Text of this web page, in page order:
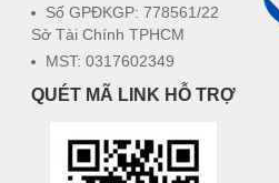
Số GPĐKGP: 778561/22
Sở Tài Chính TPHCM
MST: 0317602349
QUÉT MÃ LINK HỖ TRỢ